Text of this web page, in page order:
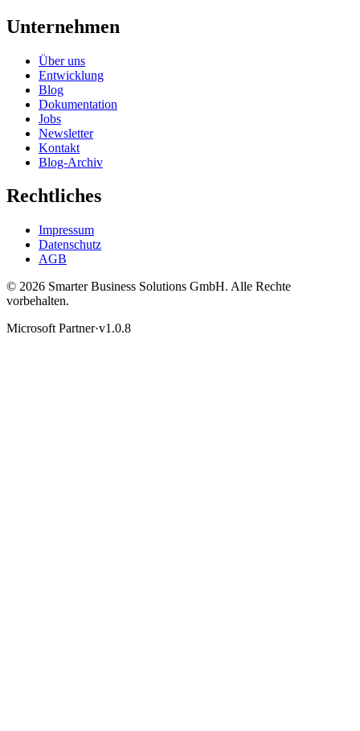
Unternehmen
Über uns
Entwicklung
Blog
Dokumentation
Jobs
Newsletter
Kontakt
Blog-Archiv
Rechtliches
Impressum
Datenschutz
AGB
© 2026 Smarter Business Solutions GmbH. Alle Rechte
vorbehalten.
Microsoft Partner·v1.0.8